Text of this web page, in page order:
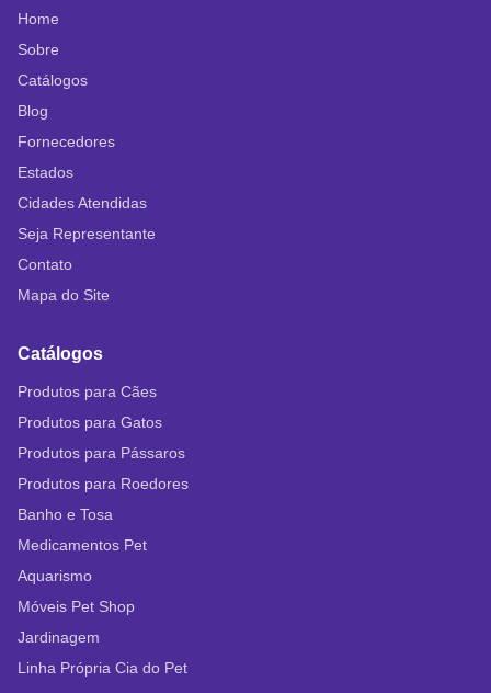
Home
Sobre
Catálogos
Blog
Fornecedores
Estados
Cidades Atendidas
Seja Representante
Contato
Mapa do Site
Catálogos
Produtos para Cães
Produtos para Gatos
Produtos para Pássaros
Produtos para Roedores
Banho e Tosa
Medicamentos Pet
Aquarismo
Móveis Pet Shop
Jardinagem
Linha Própria Cia do Pet